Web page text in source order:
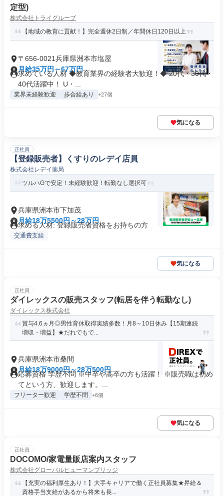
定型)
株式会社トライグループ
【地域の教育に貢献！】完全週休2日制／年間休日120日以上
〒656-0021兵庫県洲本市塩屋
月給35万円～67万円
求めている人材 ◆教育業界の経験者大歓迎！◆ 20代・30代・
40代活躍中！ U・...
業界未経験歓迎 歩合給あり +27個
気になる
正社員
【登録販売者】くすりのレデイ店員
株式会社レデイ薬局
ツルハGで安定！未経験歓迎！転勤なし選択可
兵庫県洲本市下加茂
月給18万5500円～28万円
求める人材: 登録販売者資格をお持ちの方
交通費支給
気になる
正社員
ダイレックスの販売スタッフ(転居を伴う転勤なし)
ダイレックス株式会社
賞与4.6ヵ月◎男性育休取得実績多数！月8～10日休み【15期連続
増収・増益】★だれでもで...
兵庫県洲本市桑間
月給18万9000円～28万500円
応募資格 学歴不問 ※中卒や高卒の方も活躍！ ※販売職は初め
てという方、歓迎します。...
フリーター歓迎 学歴不問 +6個
気になる
正社員
DOCOMO/家電量販店案内スタッフ
株式会社グローバルヒューマンブリッジ
【充実の福利厚生あり！】大手キャリアで働く正社員募集★昇給＆
資格手当支給があるから将来も長...